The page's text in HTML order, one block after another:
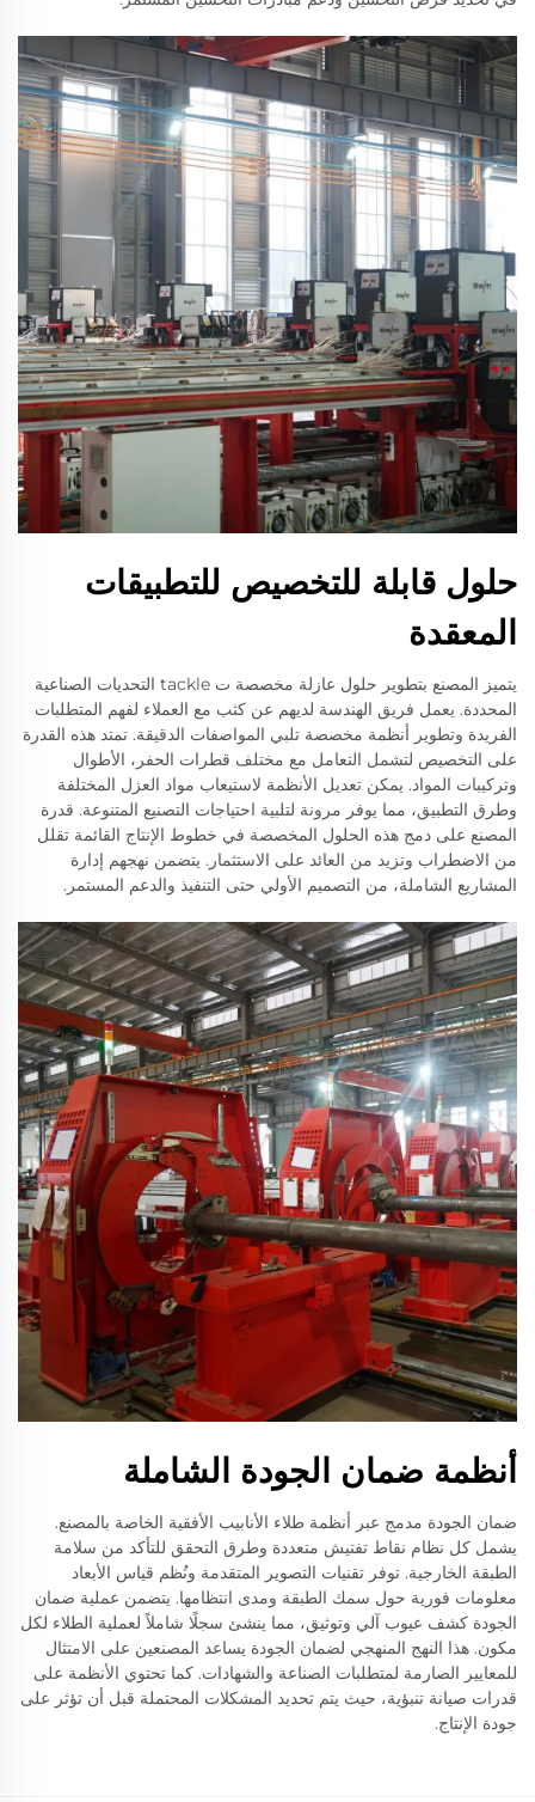
حلول قابلة للتخصيص للتطبيقات
المعقدة
يتميز المصنع بتطوير حلول عازلة مخصصة ت tackle التحديات الصناعية
المحددة. يعمل فريق الهندسة لديهم عن كثب مع العملاء لفهم المتطلبات
الفريدة وتطوير أنظمة مخصصة تلبي المواصفات الدقيقة. تمتد هذه القدرة
على التخصيص لتشمل التعامل مع مختلف قطرات الحفر، الأطوال
وتركيبات المواد. يمكن تعديل الأنظمة لاستيعاب مواد العزل المختلفة
وطرق التطبيق، مما يوفر مرونة لتلبية احتياجات التصنيع المتنوعة. قدرة
المصنع على دمج هذه الحلول المخصصة في خطوط الإنتاج القائمة تقلل
من الاضطراب وتزيد من العائد على الاستثمار. يتضمن نهجهم إدارة
المشاريع الشاملة، من التصميم الأولي حتى التنفيذ والدعم المستمر.
أنظمة ضمان الجودة الشاملة
ضمان الجودة مدمج عبر أنظمة طلاء الأنابيب الأفقية الخاصة بالمصنع.
يشمل كل نظام نقاط تفتيش متعددة وطرق التحقق للتأكد من سلامة
الطبقة الخارجية. توفر تقنيات التصوير المتقدمة ونُظم قياس الأبعاد
معلومات فورية حول سمك الطبقة ومدى انتظامها. يتضمن عملية ضمان
الجودة كشف عيوب آلي وتوثيق، مما ينشئ سجلًا شاملاً لعملية الطلاء لكل
مكون. هذا النهج المنهجي لضمان الجودة يساعد المصنعين على الامتثال
للمعايير الصارمة لمتطلبات الصناعة والشهادات. كما تحتوي الأنظمة على
قدرات صيانة تنبؤية، حيث يتم تحديد المشكلات المحتملة قبل أن تؤثر على
جودة الإنتاج.